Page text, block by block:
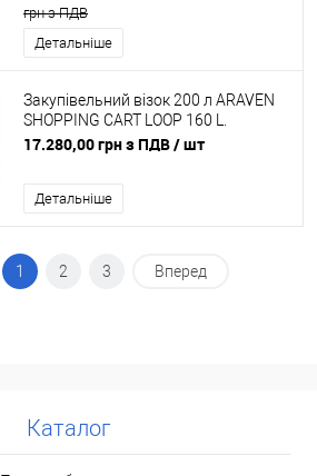
грн з ПДВ
Детальніше
Закупівельний візок 200 л ARAVEN
SHOPPING CART LOOP 160 L.
Червоний
17.280,00 грн з ПДВ/ шт
Детальніше
1 2 3 Вперед
Каталог